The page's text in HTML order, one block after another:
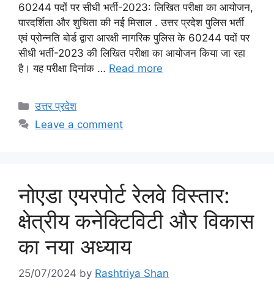
60244 पदों पर सीधी भर्ती-2023: लिखित परीक्षा का आयोजन,
पारदर्शिता और शुचिता की नई मिसाल . उत्तर प्रदेश पुलिस भर्ती
एवं प्रोन्नति बोर्ड द्वारा आरक्षी नागरिक पुलिस के 60244 पदों पर
सीधी भर्ती-2023 की लिखित परीक्षा का आयोजन किया जा रहा
है। यह परीक्षा दिनांक … Read more
Categories
उत्तर प्रदेश
Leave a comment
नोएडा एयरपोर्ट रेलवे विस्तार:
क्षेत्रीय कनेक्टिविटी और विकास
का नया अध्याय
25/07/2024 by Rashtriya Shan